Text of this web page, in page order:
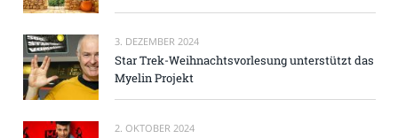
3. DEZEMBER 2024
Star Trek-Weihnachtsvorlesung unterstützt das
Myelin Projekt
2. OKTOBER 2024